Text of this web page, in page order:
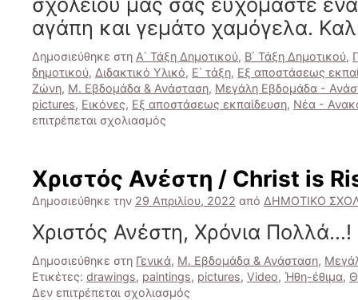
αγάπη και γεμάτο χαμόγελα.
Δημοσιεύθηκε στη Α΄ Τάξη Δημοτικού, Β΄ Τάξη Δημοτικού,
δημοτικού, Διδακτικό Υλικό, Ε΄ τάξη, Εξ αποστάσεως
Ζώνη, Μ. Εβδομάδα & Ανάσταση, Μεγάλη Εβδομάδα -
pictures, Εικόνες, Εξ αποστάσεως εκπαίδευση, Νέα -
επιτρέπεται σχολιασμός
/
Happy
Easter
Χριστός Ανέστη / Christ is
Δημοσιεύθηκε την 29 Απριλίου, 2022 από ΔΗΜΟΤΙΚΟ
Χριστός Ανέστη, Χρόνια
Δημοσιεύθηκε στη Γενικά, Μ. Εβδομάδα & Ανάσταση,
Ετικέτες: drawings, paintings, pictures, Video, Ήθη-έθιμα,
Δεν επιτρέπεται σχολιασμός